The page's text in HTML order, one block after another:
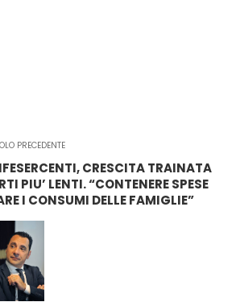
PRECEDENTE
CRESCITA TRAINATA
PIU’ LENTI. “CONTENERE SPESE
I CONSUMI DELLE FAMIGLIE”